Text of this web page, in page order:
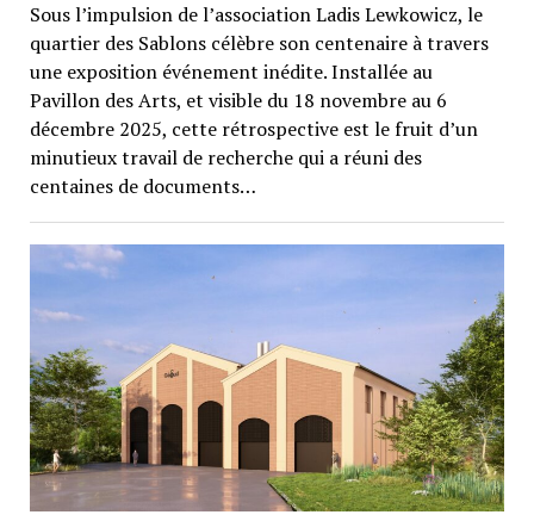
Sous l’impulsion de l’association Ladis Lewkowicz, le
quartier des Sablons célèbre son centenaire à travers
une exposition événement inédite. Installée au
Pavillon des Arts, et visible du 18 novembre au 6
décembre 2025, cette rétrospective est le fruit d’un
minutieux travail de recherche qui a réuni des
centaines de documents…